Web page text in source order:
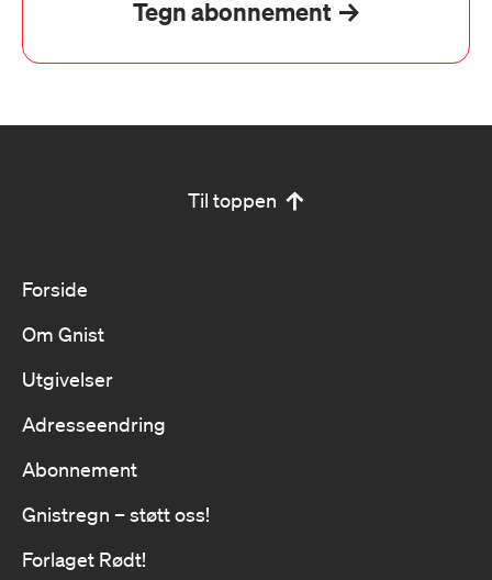
Tegn abonnement
Til toppen
Forside
Om Gnist
Utgivelser
Adresseendring
Abonnement
Gnistregn – støtt oss!
Forlaget Rødt!